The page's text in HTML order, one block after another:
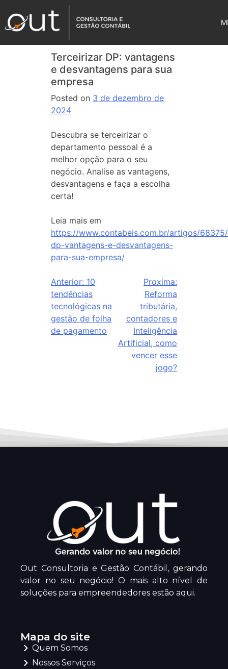
Terceirizar DP: vantagens
e desvantagens para sua
empresa
Posted on 3 de dezembro de
2024
Descubra se terceirizar o
departamento pessoal é a
melhor opção para o seu
negócio. Analise as vantagens,
desvantagens e faça a escolha
certa!
Leia mais em
https://www.contabeis.com.br/artigos/
dp-vantagens-e-desvantagens-
para-sua-empresa/
Anterior: 10
tendências
tecnológicas na
gestão de folha
de pagamento
Proxima:
Reforma
tributária,
contadores e
Inteligência
Artificial, como
vencer esse
jogo?
Out Consultoria e Gestão Contábil, gerando
valor no seu negócio! O mais alto nível de
soluções para empreendedores estão aqui.
Mapa do site
Quem Somos
Nossos Serviços